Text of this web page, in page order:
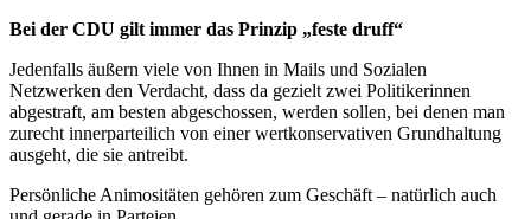
Bei der CDU gilt immer das Prinzip „feste druff“
Jedenfalls äußern viele von Ihnen in Mails und Sozialen
Netzwerken den Verdacht, dass da gezielt zwei Politikerinnen
abgestraft, am besten abgeschossen, werden sollen, bei denen man
zurecht innerparteilich von einer wertkonservativen Grundhaltung
ausgeht, die sie antreibt.
Persönliche Animositäten gehören zum Geschäft – natürlich auch